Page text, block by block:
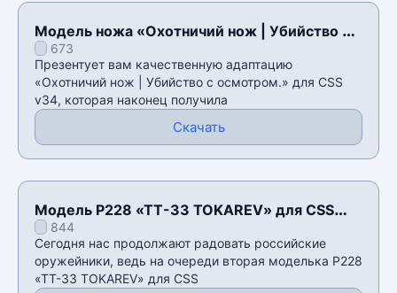
Модель ножа «Охотничий нож | Убийство с
осмотром.» для CSS v34
673
Презентует вам качественную адаптацию
«Охотничий нож | Убийство с осмотром.» для CSS
v34, которая наконец получила
Скачать
Модель P228 «ТТ-33 TOKAREV» для CSS
v34844
Сегодня нас продолжают радовать российские
оружейники, ведь на очереди вторая моделька P228
«ТТ-33 TOKAREV» для CSS